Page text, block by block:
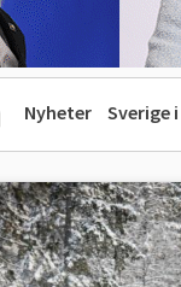
Nyheter Sverige i